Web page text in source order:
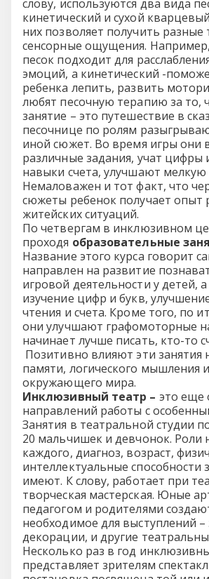
слову, используются два вида
кинетический и сухой
них позволяет получить разные
сенсорные ощущения.
песок подходит для
эмоций, а кинетический -
ребенка лепить, развить
любят песочную терапию за то,
занятие – это путешествие в
песочнице по ролям
иной сюжет. Во время игры они
различные задания, учат цифры
навыки счета, улучшают
Немаловажен и тот факт, что
сюжеты ребенок получает опыт
житейских ситуаций.
По четвергам в инклюзивном
проходя образовательные
Название этого курса говорит
направлен на развитие
игровой деятельности у детей,
изучение цифр и букв,
чтения и счета. Кроме того, по
они улучшают графомоторные
начинает лучше писать, кто-то
Позитивно влияют эти занятия
памяти, логического мышления
окружающего мира.
Инклюзивный театр – это еще
направлений работы с
Занятия в театральной студии
20 мальчишек и девчонок. Роли
каждого, диагноз, возраст,
интеллектуальные способности
имеют. К слову, работает при
творческая мастерская. Юные
педагогом и родителями
необходимое для выступлений –
декорации, и другие
Несколько раз в год
представляет зрителям